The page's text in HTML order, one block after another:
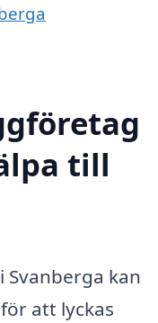
till
kan
att lyckas